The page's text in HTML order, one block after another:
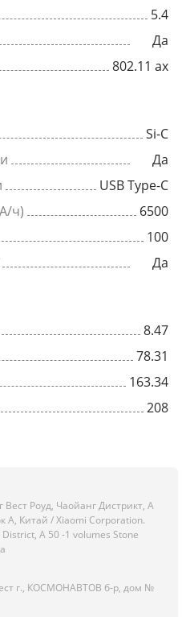
5.4
Да
802.11 ax
Si-C
Да
USB Type-C
ч)
6500
100
Да
8.47
78.31
163.34
208
Роуд, Чаойанг Дистрикт, А
А, Китай / Xiaomi Corporation.
A 50 -1 volumes Stone
г., КОСМОНАВТОВ б-р, дом №